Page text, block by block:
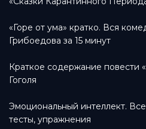
«Горе от ума» кратко. Вся
Грибоедова за 15 минут
Краткое содержание повести
Гоголя
Эмоциональный интеллект.
тесты, упражнения